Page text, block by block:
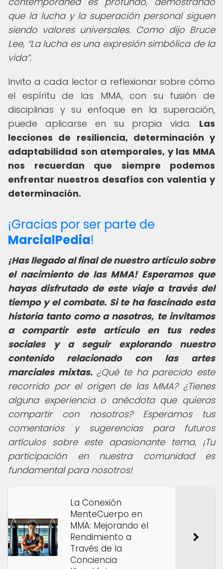
que la lucha y la superación personal siguen
siendo valores universales. Como dijo Bruce
Lee, La lucha es una expresión simbólica de la
vida .
Invito a cada lector a reflexionar sobre cómo
el espíritu de las MMA, con su fusión de
disciplinas y su enfoque en la superación,
puede aplicarse en su propia vida. Las
lecciones de resiliencia, determinación y
adaptabilidad son atemporales, y las MMA
nos recuerdan que siempre podemos
enfrentar nuestros desafíos con valentía y
determinación.
¡Gracias por ser parte de
MarcialPedia!
¡Has llegado al final de nuestro artículo sobre
el nacimiento de las MMA! Esperamos que
hayas disfrutado de este viaje a través del
tiempo y el combate. Si te ha fascinado esta
historia tanto como a nosotros, te invitamos
a compartir este artículo en tus redes
sociales y a seguir explorando nuestro
contenido relacionado con las artes
marciales mixtas. ¿Qué te ha parecido este
recorrido por el origen de las MMA? ¿Tienes
alguna experiencia o anécdota que quieras
compartir con nosotros? Esperamos tus
comentarios y sugerencias para futuros
artículos sobre este apasionante tema. ¡Tu
participación en nuestra comunidad es
fundamental para nosotros!
La Conexión
MenteCuerpo en
MMA: Mejorando el
Rendimiento a
Través de la
Conciencia